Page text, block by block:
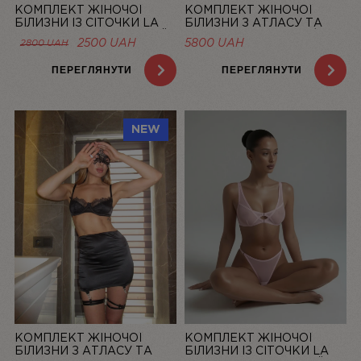
КОМПЛЕКТ ЖІНОЧОЇ
БІЛИЗНИ ІЗ СІТОЧКИ LA
DOLCE VITA ЛОСОСЕВИЙ |
LINIYA
2800UAH
ОРИГІНАЛЬНА
2800 UAH.
2500 UAHПОТОЧНА
ЦІНА:
2500 UAH.
ПЕРЕГЛЯНУТИ
КОМПЛЕКТ ЖІНОЧОЇ
БІЛИЗНИ З АТЛАСУ ТА
МЕРЕЖИВА “LA ROSÉE” ЗІ
СПІДНИЦЕЮ — LINIYA
5800 UAH
ПЕРЕГЛЯНУТИ
NEW
КОМПЛЕКТ ЖІНОЧОЇ
БІЛИЗНИ З АТЛАСУ ТА
КОМПЛЕКТ ЖІНОЧОЇ
БІЛИЗНИ ІЗ СІТОЧКИ LA